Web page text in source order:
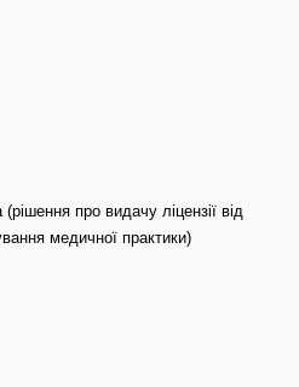
про видачу ліцензії від
медичної практики)